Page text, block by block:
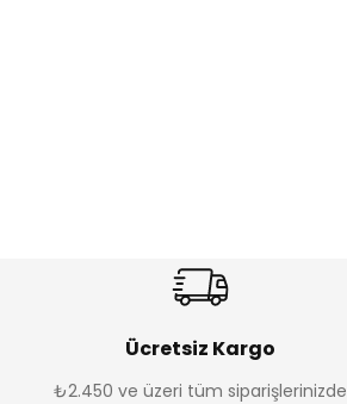
Ücretsiz Kargo
₺2.450 ve üzeri tüm siparişlerinizde